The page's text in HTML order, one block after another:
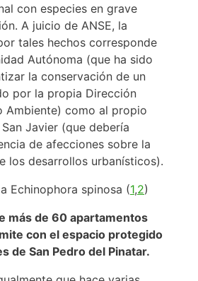
con especies en grave
A juicio de ANSE, la
tales hechos corresponde
Autónoma (que ha sido
la conservación de un
por la propia Dirección
Ambiente) como al propio
Javier (que debería
de afecciones sobre la
los desarrollos urbanísticos).
Echinophora spinosa (1,2)
más de 60 apartamentos
con el espacio protegido
de San Pedro del Pinatar.